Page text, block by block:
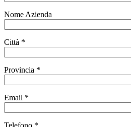
Nome Azienda
Città *
Provincia *
Email *